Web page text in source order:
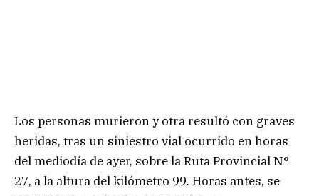
Los personas murieron y otra resultó con graves
heridas, tras un siniestro vial ocurrido en horas
del mediodía de ayer, sobre la Ruta Provincial N°
27, a la altura del kilómetro 99. Horas antes, se